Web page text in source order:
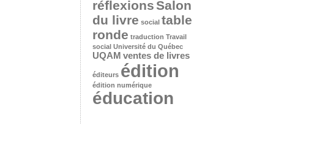
réflexionsSalon
du livre social table
ronde traduction Travail
social Université du Québec
UQAM ventes de livres
éditeurs édition
édition numérique
éducation